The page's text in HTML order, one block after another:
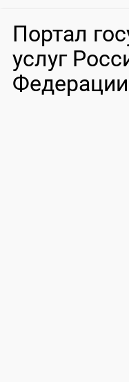
Портал
услуг
Федерации